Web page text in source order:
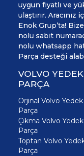
uygun fiyatlı ve
ulaştırır.
Enok Grup’ta!
nolu sabit
nolu whatsapp
Parça desteği
VOLVO YEDEK
PARÇA
Orjinal Volvo Yedek
Parça
Çıkma Volvo Yedek
Parça
Toptan Volvo
Parça